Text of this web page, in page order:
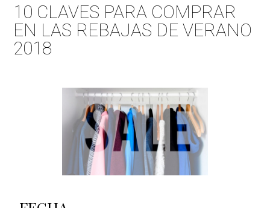
10 CLAVES PARA COMPRAR
EN LAS REBAJAS DE VERANO
2018